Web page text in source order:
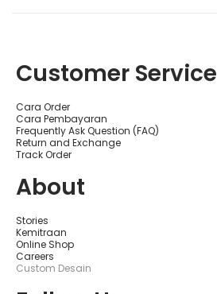
Customer Service
Cara Order
Cara Pembayaran
Frequently Ask Question (FAQ)
Return and Exchange
Track Order
About
Stories
Kemitraan
Online Shop
Careers
Custom Desain